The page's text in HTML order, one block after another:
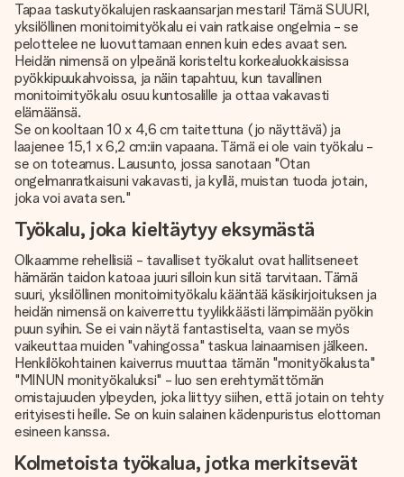
Tapaa taskutyökalujen raskaansarjan mestari! Tämä SUURI,
yksilöllinen monitoimityökalu ei vain ratkaise ongelmia - se
pelottelee ne luovuttamaan ennen kuin edes avaat sen.
Heidän nimensä on ylpeänä koristeltu korkealuokkaisissa
pyökkipuukahvoissa, ja näin tapahtuu, kun tavallinen
monitoimityökalu osuu kuntosalille ja ottaa vakavasti
elämäänsä.
Se on kooltaan 10 x 4,6 cm taitettuna (jo näyttävä) ja
laajenee 15,1 x 6,2 cm:iin vapaana. Tämä ei ole vain työkalu -
se on toteamus. Lausunto, jossa sanotaan "Otan
ongelmanratkaisuni vakavasti, ja kyllä, muistan tuoda jotain,
joka voi avata sen."
Työkalu, joka kieltäytyy eksymästä
Olkaamme rehellisiä - tavalliset työkalut ovat hallitseneet
hämärän taidon katoaa juuri silloin kun sitä tarvitaan. Tämä
suuri, yksilöllinen monitoimityökalu kääntää käsikirjoituksen ja
heidän nimensä on kaiverrettu tyylikkäästi lämpimään pyökin
puun syihin. Se ei vain näytä fantastiselta, vaan se myös
vaikeuttaa muiden "vahingossa" taskua lainaamisen jälkeen.
Henkilökohtainen kaiverrus muuttaa tämän "monityökalusta"
"MINUN monityökaluksi" - luo sen erehtymättömän
omistajuuden ylpeyden, joka liittyy siihen, että jotain on tehty
erityisesti heille. Se on kuin salainen kädenpuristus elottoman
esineen kanssa.
Kolmetoista työkalua, jotka merkitsevät